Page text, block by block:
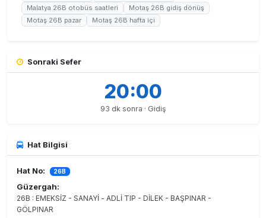
Malatya 26B otobüs saatleri
Motaş 26B gidiş dönüş
Motaş 26B pazar
Motaş 26B hafta içi
Sonraki Sefer
20:00
93 dk sonra · Gidiş
Hat Bilgisi
Hat No: 26B
Güzergah:
26B : EMEKSİZ - SANAYİ - ADLİ TIP - DİLEK - BAŞPINAR -
GÖLPINAR